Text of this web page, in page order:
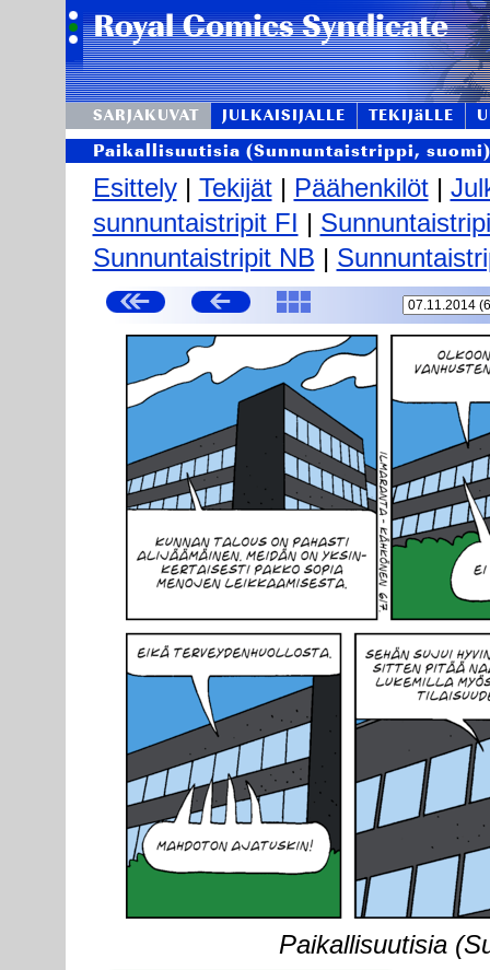
SARJAKUVAT JULKAISIJALLE TEKIJäLLE
Paikallisuutisia (Sunnuntaistrippi, suomi)
Esittely| Tekijät| Päähenkilöt|
sunnuntaistripit FI |
Sunnuntaistripit NB |
Paikallisuutisia